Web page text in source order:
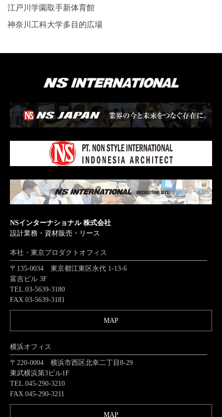
江戸川学園取手新体育館
神奈川工科大学多目的広場
NSインターナショナル 株式会社
設計業務・資材販売・リース
本社・東京プロダクトオフィス
〒135-0034 東京都江東区永代 1-13-6
富吉ビル 3F
MAP
TEL.03-5639-3180
FAX.03-5639-3181
横浜オフィス
〒220-0004 横浜市西区北幸二丁目8-29
東武横浜第3ビル1F
MAP
TEL.045-290-3210
FAX.045-290-3211